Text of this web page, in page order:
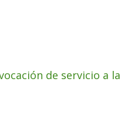
de servicio a